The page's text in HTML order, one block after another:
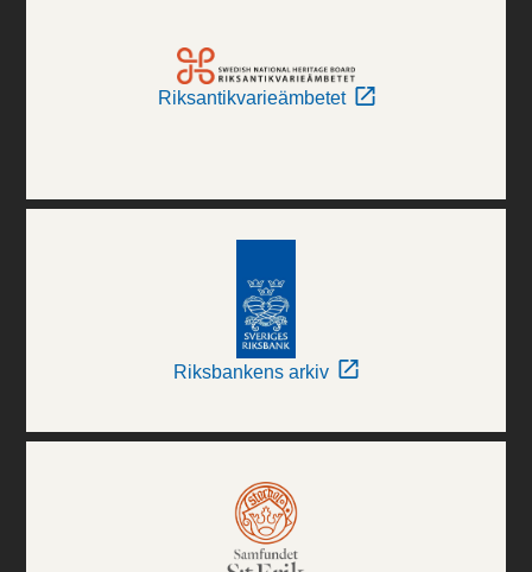
Riksantikvarieämbetet
Riksbankens arkiv